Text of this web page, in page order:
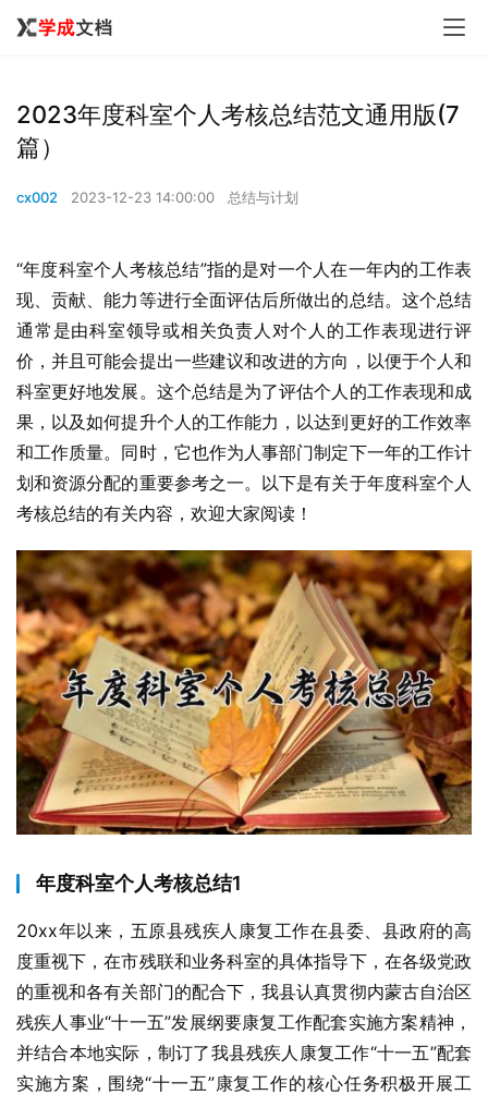
2023年度科室个人考核总结范文通用版(7
篇）
cx002 2023-12-23 14:00:00 总结与计划
“年度科室个人考核总结”指的是对一个人在一年内的工作表
现、贡献、能力等进行全面评估后所做出的总结。这个总结
通常是由科室领导或相关负责人对个人的工作表现进行评
价，并且可能会提出一些建议和改进的方向，以便于个人和
科室更好地发展。这个总结是为了评估个人的工作表现和成
果，以及如何提升个人的工作能力，以达到更好的工作效率
和工作质量。同时，它也作为人事部门制定下一年的工作计
划和资源分配的重要参考之一。以下是有关于年度科室个人
考核总结的有关内容，欢迎大家阅读！
年度科室个人考核总结1
20xx年以来，五原县残疾人康复工作在县委、县政府的高
度重视下，在市残联和业务科室的具体指导下，在各级党政
的重视和各有关部门的配合下，我县认真贯彻内蒙古自治区
残疾人事业“十一五”发展纲要康复工作配套实施方案精神，
并结合本地实际，制订了我县残疾人康复工作“十一五”配套
实施方案，围绕“十一五”康复工作的核心任务积极开展工